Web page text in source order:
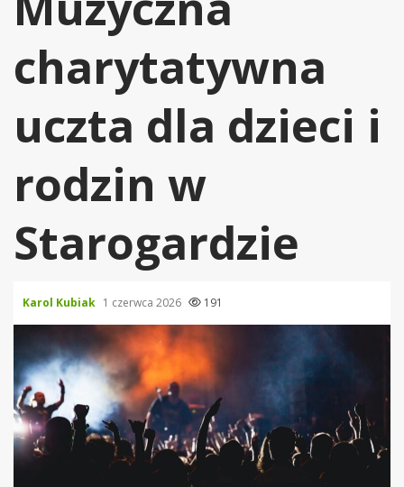
charytatywna
uczta dla dzieci i
rodzin w
Starogardzie
Karol Kubiak 1 czerwca 2026 191